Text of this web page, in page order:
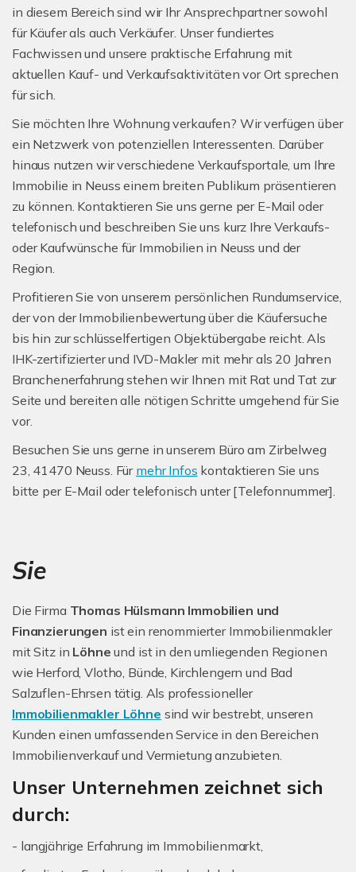
in diesem Bereich sind wir Ihr Ansprechpartner sowohl
für Käufer als auch Verkäufer. Unser fundiertes
Fachwissen und unsere praktische Erfahrung mit
aktuellen Kauf- und Verkaufsaktivitäten vor Ort sprechen
für sich.
Sie möchten Ihre Wohnung verkaufen? Wir verfügen über
ein Netzwerk von potenziellen Interessenten. Darüber
hinaus nutzen wir verschiedene Verkaufsportale, um Ihre
Immobilie in Neuss einem breiten Publikum präsentieren
zu können. Kontaktieren Sie uns gerne per E-Mail oder
telefonisch und beschreiben Sie uns kurz Ihre Verkaufs-
oder Kaufwünsche für Immobilien in Neuss und der
Region.
Profitieren Sie von unserem persönlichen Rundumservice,
der von der Immobilienbewertung über die Käufersuche
bis hin zur schlüsselfertigen Objektübergabe reicht. Als
IHK-zertifizierter und IVD-Makler mit mehr als 20 Jahren
Branchenerfahrung stehen wir Ihnen mit Rat und Tat zur
Seite und bereiten alle nötigen Schritte umgehend für Sie
vor.
Besuchen Sie uns gerne in unserem Büro am Zirbelweg
23, 41470 Neuss. Für mehr Infos kontaktieren Sie uns
bitte per E-Mail oder telefonisch unter [Telefonnummer].
Sie
Die Firma Thomas Hülsmann Immobilien und
Finanzierungen ist ein renommierter Immobilienmakler
mit Sitz in Löhne und ist in den umliegenden Regionen
wie Herford, Vlotho, Bünde, Kirchlengern und Bad
Salzuflen-Ehrsen tätig. Als professioneller
Immobilienmakler Löhne sind wir bestrebt, unseren
Kunden einen umfassenden Service in den Bereichen
Immobilienverkauf und Vermietung anzubieten.
Unser Unternehmen zeichnet sich
durch:
- langjährige Erfahrung im Immobilienmarkt,